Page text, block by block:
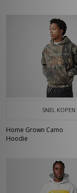
SNEL KOPEN
Home Grown Camo
Hoodie